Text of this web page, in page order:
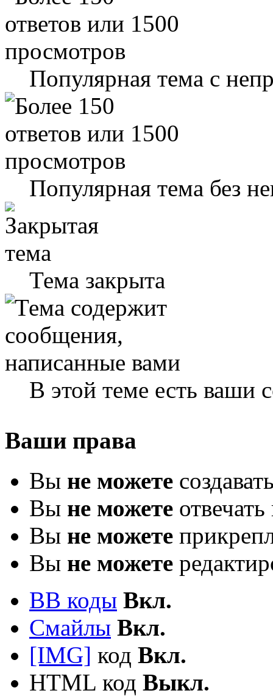
Популярная тема с
Популярная тема без
Тема закрыта
В этой теме есть ваши
Ваши права
Вы не можете
Вы не можете
Вы не можете
Вы не можете
BB коды Вкл.
Смайлы Вкл.
[IMG] код Вкл.
HTML код Выкл.